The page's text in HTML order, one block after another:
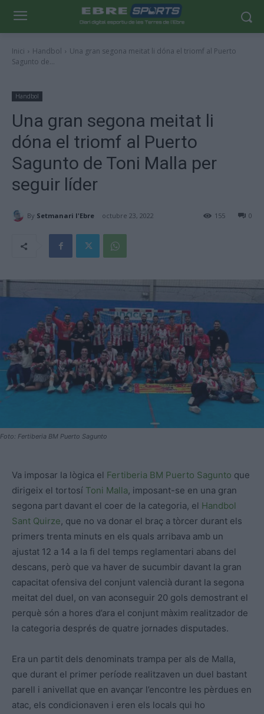
Inici Handbol
Una gran segona meitat li dóna el triomf al Puerto
Sagunto de...
Handbol
Una gran segona meitat li
dóna el triomf al Puerto
Sagunto de Toni Malla per
seguir líder
By Setmanari l'Ebre octubre 23, 2022 0
155
Foto: Fertiberia BM Puerto Sagunto
Va imposar la lògica el Fertiberia BM Puerto Sagunto que
dirigeix el tortosí Toni Malla, imposant-se en una gran
segona part davant el coer de la categoria, el Handbol
Sant Quirze, que no va donar el braç a tòrcer durant els
primers trenta minuts en els quals arribava amb un
ajustat 12 a 14 a la fi del temps reglamentari abans del
descans, però que va haver de sucumbir davant la gran
capacitat ofensiva del conjunt valencià durant la segona
meitat del duel, on van aconseguir 20 gols demostrant el
perquè són a hores d’ara el conjunt màxim realitzador de
la categoria després de quatre jornades disputades.
Era un partit dels denominats trampa per als de Malla,
que durant el primer període realitzaven un duel bastant
parell i anivellat que en avançar l’encontre les pèrdues en
atac, els condicionaven i eren els locals qui ho